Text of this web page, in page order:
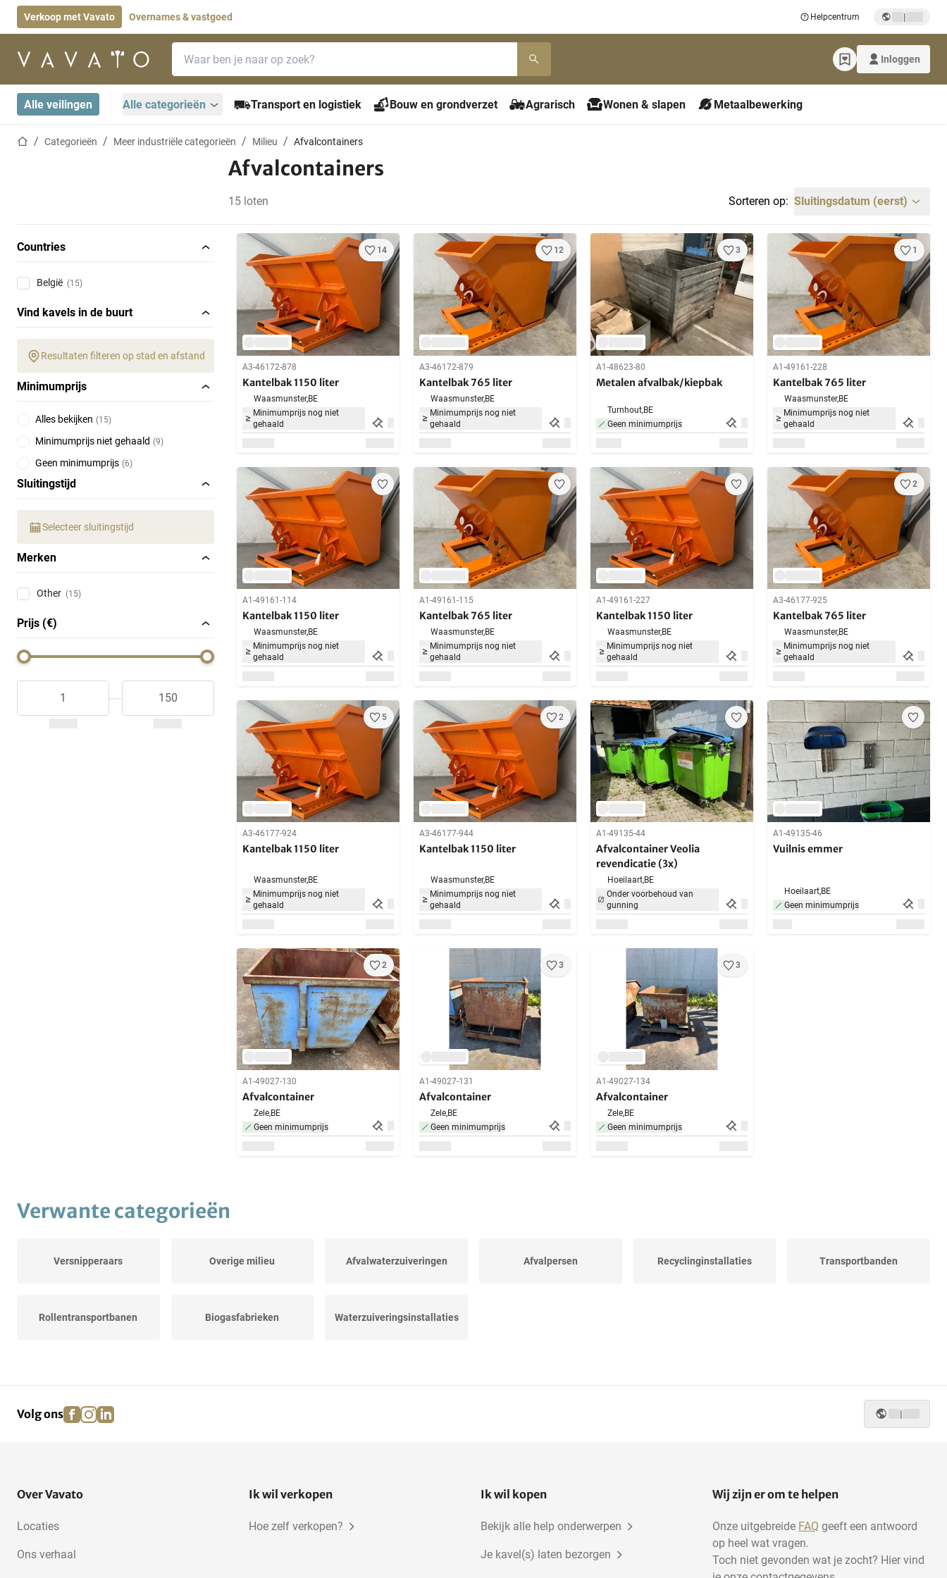
Verkoop met Vavato Overnames & vastgoed Helpcentrum |
Startpagina Inloggen
Alle veilingen Alle categorieën Transport en logistiek Bouw en grondverzet Agrarisch Wonen & slapen Metaalbewerking
StartpaginaCategorieën Meer industriële categorieën Milieu Afvalcontainers
Afvalcontainers
15 loten Sorteren op: Sluitingsdatum (eerst)
Countries
België (15)
Vind kavels in de buurt
Resultaten filteren op stad en afstand
Minimumprijs
Alles bekijken (15)
Minimumprijs niet gehaald (9)
Geen minimumprijs (6)
Sluitingstijd
Selecteer sluitingstijd
Merken
Other (15)
Prijs (€)
14
A3-46172-878
Kantelbak 1150 liter
Waasmunster,BE
Minimumprijs nog niet
gehaald
12
A3-46172-879
Kantelbak 765 liter
Waasmunster,BE
Minimumprijs nog niet
gehaald
3
A1-48623-80
Metalen afvalbak/kiepbak
Turnhout,BE
Geen minimumprijs
1
A1-49161-228
Kantelbak 765 liter
Waasmunster,BE
Minimumprijs nog niet
gehaald
A1-49161-114
Kantelbak 1150 liter
Waasmunster,BE
Minimumprijs nog niet
gehaald
A1-49161-115
Kantelbak 765 liter
Waasmunster,BE
Minimumprijs nog niet
gehaald
A1-49161-227
Kantelbak 1150 liter
Waasmunster,BE
Minimumprijs nog niet
gehaald
2
A3-46177-925
Kantelbak 765 liter
Waasmunster,BE
Minimumprijs nog niet
gehaald
5
A3-46177-924
Kantelbak 1150 liter
Waasmunster,BE
Minimumprijs nog niet
gehaald
2
A3-46177-944
Kantelbak 1150 liter
Waasmunster,BE
Minimumprijs nog niet
gehaald
A1-49135-44
Afvalcontainer Veolia
revendicatie (3x)
Hoeilaart,BE
Onder voorbehoud van
gunning
A1-49135-46
Vuilnis emmer
Hoeilaart,BE
Geen minimumprijs
2
A1-49027-130
Afvalcontainer
Zele,BE
Geen minimumprijs
3
A1-49027-131
Afvalcontainer
Zele,BE
Geen minimumprijs
3
A1-49027-134
Afvalcontainer
Zele,BE
Geen minimumprijs
Verwante categorieën
Versnipperaars Overige milieu Afvalwaterzuiveringen Afvalpersen Recyclinginstallaties Transportbanden
Rollentransportbanen Biogasfabrieken Waterzuiveringsinstallaties
Volg ons facebook
instagram
linkedin |
Over Vavato
Locaties
Ons verhaal
Ik wil verkopen
Hoe zelf verkopen?
Ik wil kopen
Bekijk alle help onderwerpen
Je kavel(s) laten bezorgen
Wij zijn er om te helpen
Onze uitgebreide FAQ geeft een antwoord
op heel wat vragen.
Toch niet gevonden wat je zocht? Hier vind